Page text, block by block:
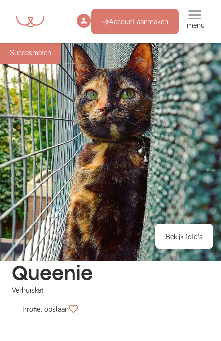
Account aanmaken menu
Succesmatch
Bekijk foto's
Queenie
Verhuiskat
Profiel opslaan